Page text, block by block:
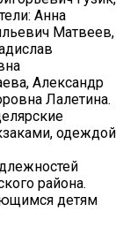
Анна
Матвеев,
Александр
Лалетина.
одеждой
района.
детям